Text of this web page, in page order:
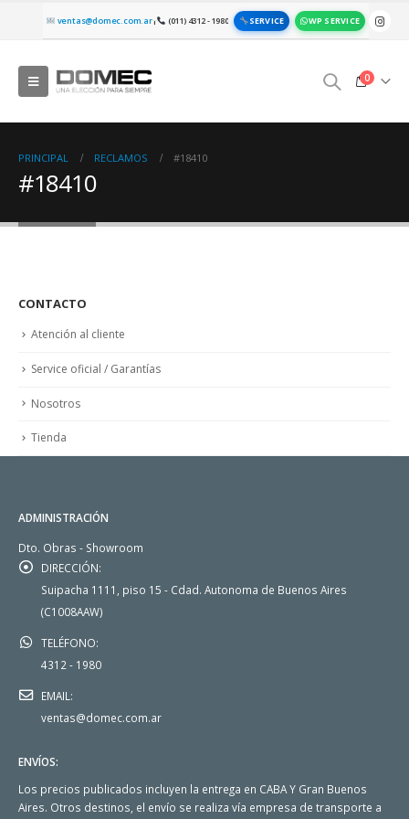
ventas@domec.com.ar| (011) 4312 - 1980 SERVICE WP SERVICE
0
PRINCIPAL RECLAMOS #18410
#18410
CONTACTO
Atención al cliente
Service oficial / Garantías
Nosotros
Tienda
ADMINISTRACIÓN
Dto. Obras - Showroom
DIRECCIÓN:
Suipacha 1111, piso 15 - Cdad. Autonoma de Buenos Aires
(C1008AAW)
TELÉFONO:
4312 - 1980
EMAIL:
ventas@domec.com.ar
ENVÍOS:
Los precios publicados incluyen la entrega en CABA Y Gran Buenos
Aires. Otros destinos, el envío se realiza vía empresa de transporte a